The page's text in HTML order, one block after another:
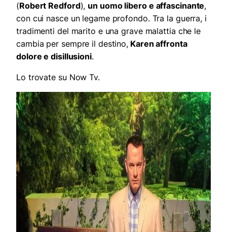
(Robert Redford), un uomo libero e affascinante,
con cui nasce un legame profondo. Tra la guerra, i
tradimenti del marito e una grave malattia che le
cambia per sempre il destino, Karen affronta
dolore e disillusioni.
Lo trovate su Now Tv.